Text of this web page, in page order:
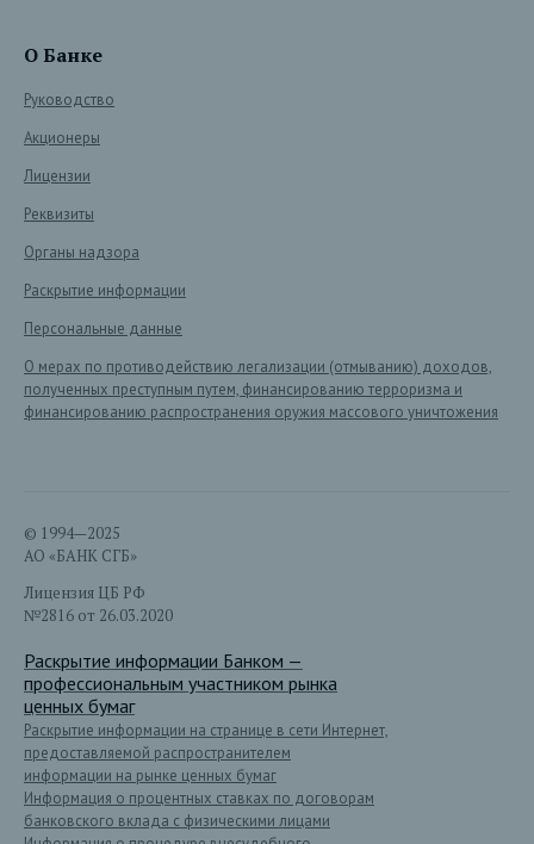
О Банке
Руководство
Акционеры
Лицензии
Реквизиты
Органы надзора
Раскрытие информации
Персональные данные
О мерах по противодействию легализации (отмыванию) доходов,
полученных преступным путем, финансированию терроризма и
финансированию распространения оружия массового уничтожения
© 1994—2025
АО «БАНК СГБ»
Лицензия ЦБ РФ
№2816 от 26.03.2020
Раскрытие информации Банком —
профессиональным участником рынка
ценных бумаг
Раскрытие информации на странице в сети Интернет,
предоставляемой распространителем
информации на рынке ценных бумаг
Информация о процентных ставках по договорам
банковского вклада с физическими лицами